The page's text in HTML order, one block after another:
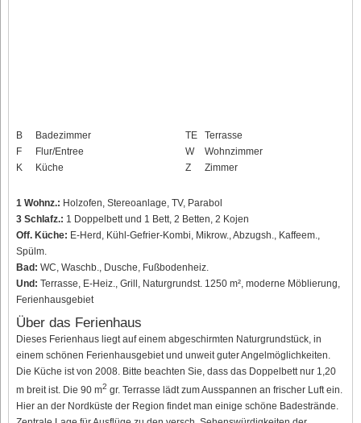
B
Badezimmer
F
Flur/Entree
K
Küche
TE
Terrasse
W
Wohnzimmer
Z
Zimmer
1 Wohnz.: Holzofen, Stereoanlage, TV, Parabol
3 Schlafz.: 1 Doppelbett und 1 Bett, 2 Betten, 2 Kojen
Off. Küche: E-Herd, Kühl-Gefrier-Kombi, Mikrow., Abzugsh., Kaffeem.,
Spülm.
Bad: WC, Waschb., Dusche, Fußbodenheiz.
Und: Terrasse, E-Heiz., Grill, Naturgrundst. 1250 m², moderne Möblierung,
Ferienhausgebiet
Über das Ferienhaus
Dieses Ferienhaus liegt auf einem abgeschirmten Naturgrundstück, in
einem schönen Ferienhausgebiet und unweit guter Angelmöglichkeiten.
Die Küche ist von 2008. Bitte beachten Sie, dass das Doppelbett nur 1,20
m breit ist. Die 90 m2 gr. Terrasse lädt zum Ausspannen an frischer Luft ein.
Hier an der Nordküste der Region findet man einige schöne Badestrände.